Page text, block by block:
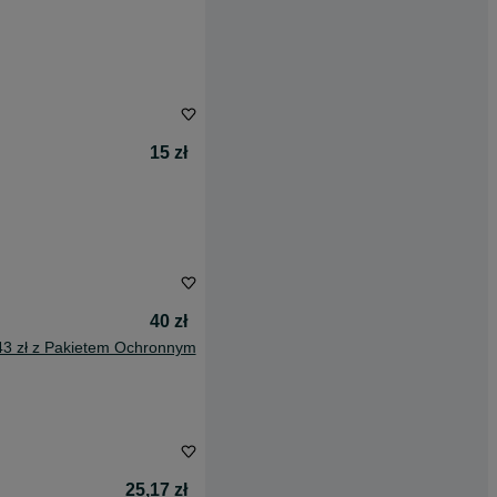
15 zł
40 zł
zł z Pakietem Ochronnym
25,17 zł